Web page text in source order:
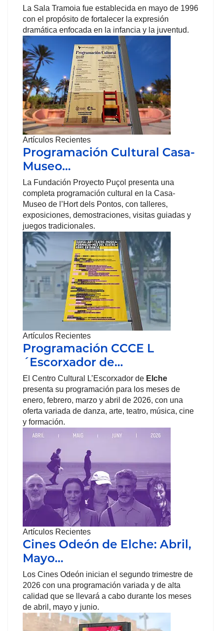
La Sala Tramoia fue establecida en mayo de 1996
con el propósito de fortalecer la expresión
dramática enfocada en la infancia y la juventud.
Artículos Recientes
Programación Cultural Casa-
Museo…
La Fundación Proyecto Puçol presenta una
completa programación cultural en la Casa-
Museo de l’Hort dels Pontos, con talleres,
exposiciones, demostraciones, visitas guiadas y
juegos tradicionales.
Artículos Recientes
Programación CCCE L
´Escorxador de…
El Centro Cultural L’Escorxador de Elche
presenta su programación para los meses de
enero, febrero, marzo y abril de 2026, con una
oferta variada de danza, arte, teatro, música, cine
y formación.
Artículos Recientes
Cines Odeón de Elche: Abril,
Mayo…
Los Cines Odeón inician el segundo trimestre de
2026 con una programación variada y de alta
calidad que se llevará a cabo durante los meses
de abril, mayo y junio.